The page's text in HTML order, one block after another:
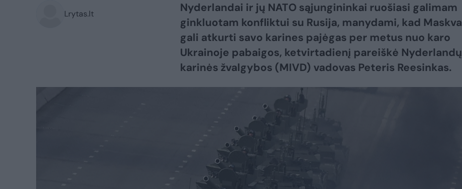
Lrytas.lt
Nyderlandai ir jų NATO sąjungininkai ruošiasi galimam
ginkluotam konfliktui su Rusija, manydami, kad Maskva
gali atkurti savo karines pajėgas per metus nuo karo
Ukrainoje pabaigos, ketvirtadienį pareiškė Nyderlandų
karinės žvalgybos (MIVD) vadovas Peteris Reesinkas.